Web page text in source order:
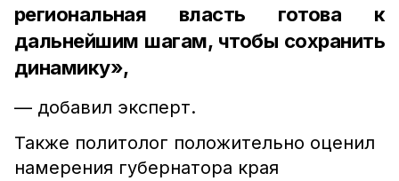
региональная власть готова к
дальнейшим шагам, чтобы сохранить
динамику»,
— добавил эксперт.
Также политолог положительно оценил
намерения губернатора края